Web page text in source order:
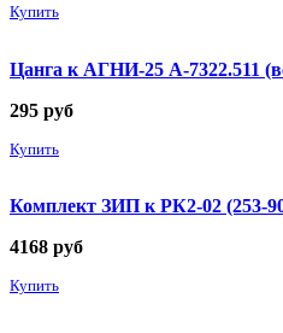
Купить
Цанга к АГНИ-25 А-7322.511
295 руб
Купить
Комплект ЗИП к РК2-02 (253-
4168 руб
Купить